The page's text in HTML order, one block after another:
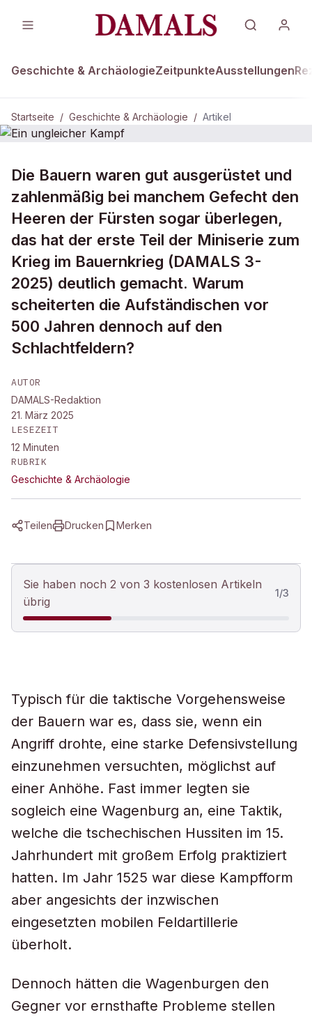
Geschichte & ArchäologieZeitpunkteAusstellungen
Startseite / Geschichte & Archäologie / Artikel
GESCHICHTE & ARCHÄOLOGIE
Ein ungleicher Kampf
Die Bauern waren gut ausgerüstet und
zahlenmäßig bei manchem Gefecht den
Heeren der Fürsten sogar überlegen,
das hat der erste Teil der Miniserie zum
Krieg im Bauernkrieg (DAMALS 3-
2025) deutlich gemacht. Warum
scheiterten die Aufständischen vor
500 Jahren dennoch auf den
Schlachtfeldern?
AUTOR
DAMALS-Redaktion
21. März 2025
LESEZEIT
12 Minuten
RUBRIK
Geschichte & Archäologie
Teilen Drucken Merken
Sie haben noch 2 von 3 kostenlosen Artikeln
übrig
1/3
Typisch für die taktische Vorgehensweise
der Bauern war es, dass sie, wenn ein
Angriff drohte, eine starke Defensivstellung
einzunehmen versuchten, möglichst auf
einer Anhöhe. Fast immer legten sie
sogleich eine Wagenburg an, eine Taktik,
welche die tschechischen Hussiten im 15.
Jahrhundert mit großem Erfolg praktiziert
hatten. Im Jahr 1525 war diese Kampfform
aber angesichts der inzwischen
eingesetzten mobilen Feldartillerie
überholt.
Dennoch hätten die Wagenburgen den
Gegner vor ernsthafte Probleme stellen